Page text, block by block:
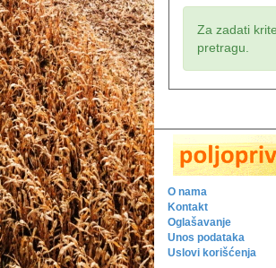
Za zadati
pretragu.
O nama
Kontakt
Oglašavanje
Unos podataka
Uslovi korišćenja